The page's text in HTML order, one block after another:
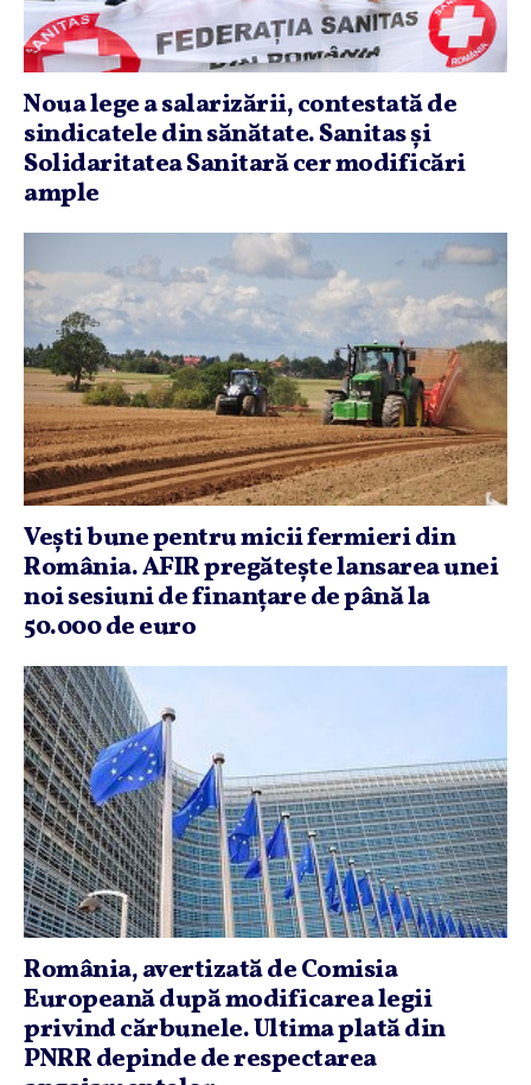
Noua lege a salarizării, contestată de
sindicatele din sănătate. Sanitas şi
Solidaritatea Sanitară cer modificări
ample
Veşti bune pentru micii fermieri din
România. AFIR pregăteşte lansarea unei
noi sesiuni de finanţare de până la
50.000 de euro
România, avertizată de Comisia
Europeană după modificarea legii
privind cărbunele. Ultima plată din
PNRR depinde de respectarea